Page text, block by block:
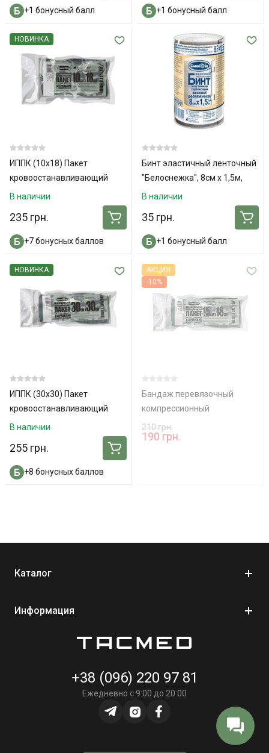
+1 бонусный балл +1 бонусный балл
НОВИНКА
ИППК (10х18) Пакет
кровоостанавливающий
стер. "Белоснежка", с 2
В наличии
235 грн.
+7 бонусных баллов
Бинт эластичный ленточный
"Белоснежка", 8см x 1,5м,
средней раст.
В наличии
35 грн.
+1 бонусный балл
НОВИНКА
ИППК (30х30) Пакет
кровоостанавливающий
стер. "Белоснежка", с 1
В наличии
255 грн.
+8 бонусных баллов
АКЦИЯ
-10%
Бандаж перевязочный
компрессионный
«Белоснежка» 6" (15×18 см)
210 грн.
190 грн.
Каталог
Информация
+38 (096) 220 97 81
Ежедневно с 9:00 до 20:00